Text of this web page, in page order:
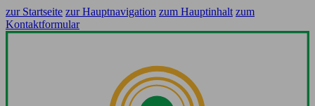
zur Startseite zur Hauptnavigation zum Hauptinhalt zum
Kontaktformular